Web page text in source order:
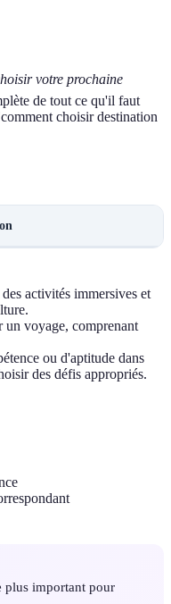
votre prochaine
de tout ce qu'il faut
choisir destination
activités immersives et
un voyage, comprenant
ou d'aptitude dans
des défis appropriés.
plus important pour